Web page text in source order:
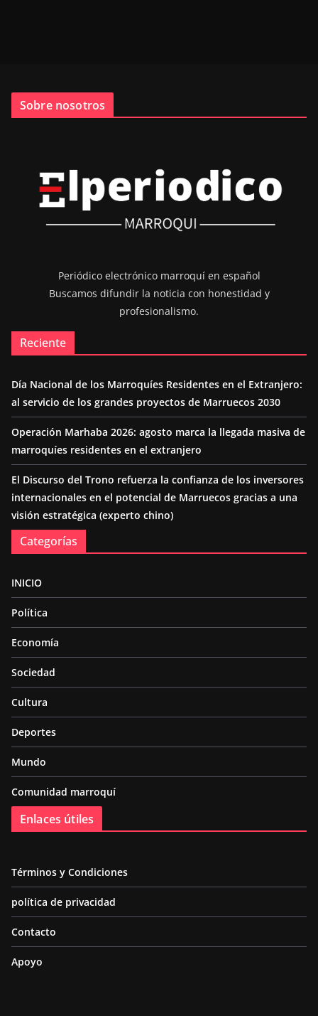
Sobre nosotros
Periódico electrónico marroquí en español
Buscamos difundir la noticia con honestidad y
profesionalismo.
Reciente
Día Nacional de los Marroquíes Residentes en el Extranjero:
al servicio de los grandes proyectos de Marruecos 2030
Operación Marhaba 2026: agosto marca la llegada masiva de
marroquíes residentes en el extranjero
El Discurso del Trono refuerza la confianza de los inversores
internacionales en el potencial de Marruecos gracias a una
visión estratégica (experto chino)
Categorías
INICIO
Política
Economía
Sociedad
Cultura
Deportes
Mundo
Comunidad marroquí
Enlaces útiles
Términos y Condiciones
política de privacidad
Contacto
Apoyo